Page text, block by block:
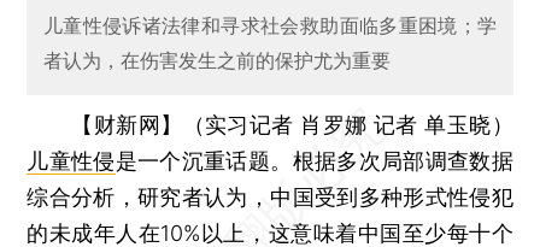
儿童性侵诉诸法律和寻求社会救助面临多重困境；学
者认为，在伤害发生之前的保护尤为重要
【财新网】（实习记者 肖罗娜 记者 单玉晓）
儿童性侵是一个沉重话题。根据多次局部调查数据
综合分析，研究者认为，中国受到多种形式性侵犯
的未成年人在10%以上，这意味着中国至少每十个